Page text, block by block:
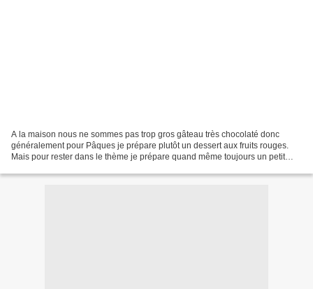
A la maison nous ne sommes pas trop gros gâteau très chocolaté donc
généralement pour Pâques je prépare plutôt un dessert aux fruits rouges.
Mais pour rester dans le thème je prépare quand même toujours un petit